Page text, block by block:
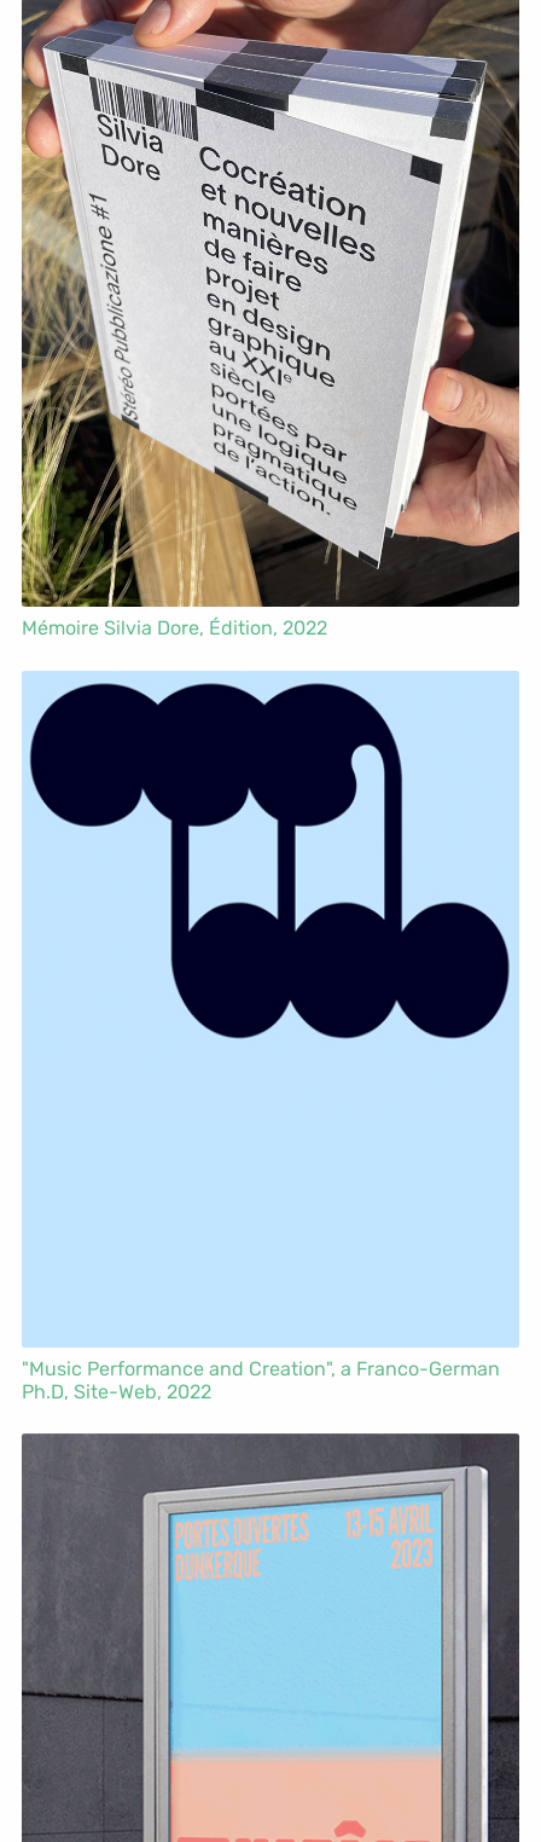
Mémoire Silvia Dore, Édition, 2022
"Music Performance and Creation", a Franco-German
Ph.D, Site-Web, 2022